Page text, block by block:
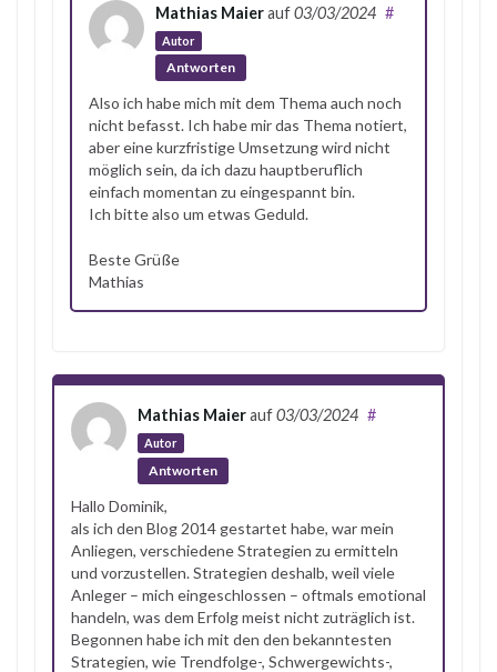
Mathias Maierauf03/03/2024
Autor
#
Antworten
Also ich habe mich mit dem Thema auch noch
nicht befasst. Ich habe mir das Thema notiert,
aber eine kurzfristige Umsetzung wird nicht
möglich sein, da ich dazu hauptberuflich
einfach momentan zu eingespannt bin.
Ich bitte also um etwas Geduld.
Beste Grüße
Mathias
Mathias Maierauf03/03/2024
Autor
#
Antworten
Hallo Dominik,
als ich den Blog 2014 gestartet habe, war mein
Anliegen, verschiedene Strategien zu ermitteln
und vorzustellen. Strategien deshalb, weil viele
Anleger – mich eingeschlossen – oftmals emotional
handeln, was dem Erfolg meist nicht zuträglich ist.
Begonnen habe ich mit den den bekanntesten
Strategien, wie Trendfolge-, Schwergewichts-,